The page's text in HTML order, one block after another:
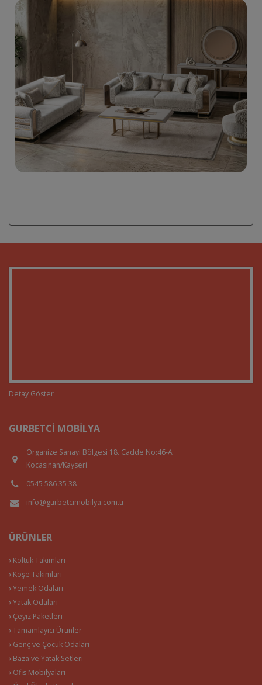
Detay Göster
GURBETCI MOBILYA
Organize Sanayi Bölgesi 18. Cadde No:46-A
Kocasinan/Kayseri
0545 586 35 38
info@gurbetcimobilya.com.tr
ÜRÜNLER
Koltuk Takımları
Köşe Takımları
Yemek Odaları
Yatak Odaları
Çeyiz Paketleri
Tamamlayıcı Ürünler
Genç ve Çocuk Odaları
Baza ve Yatak Setleri
Ofis Mobilyaları